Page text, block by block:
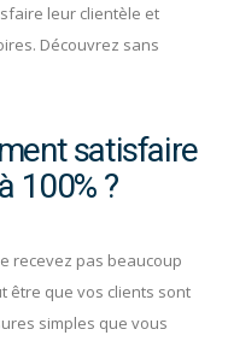
leur clientèle et
Découvrez sans
satisfaire
100% ?
recevez pas beaucoup
être que vos clients sont
simples que vous